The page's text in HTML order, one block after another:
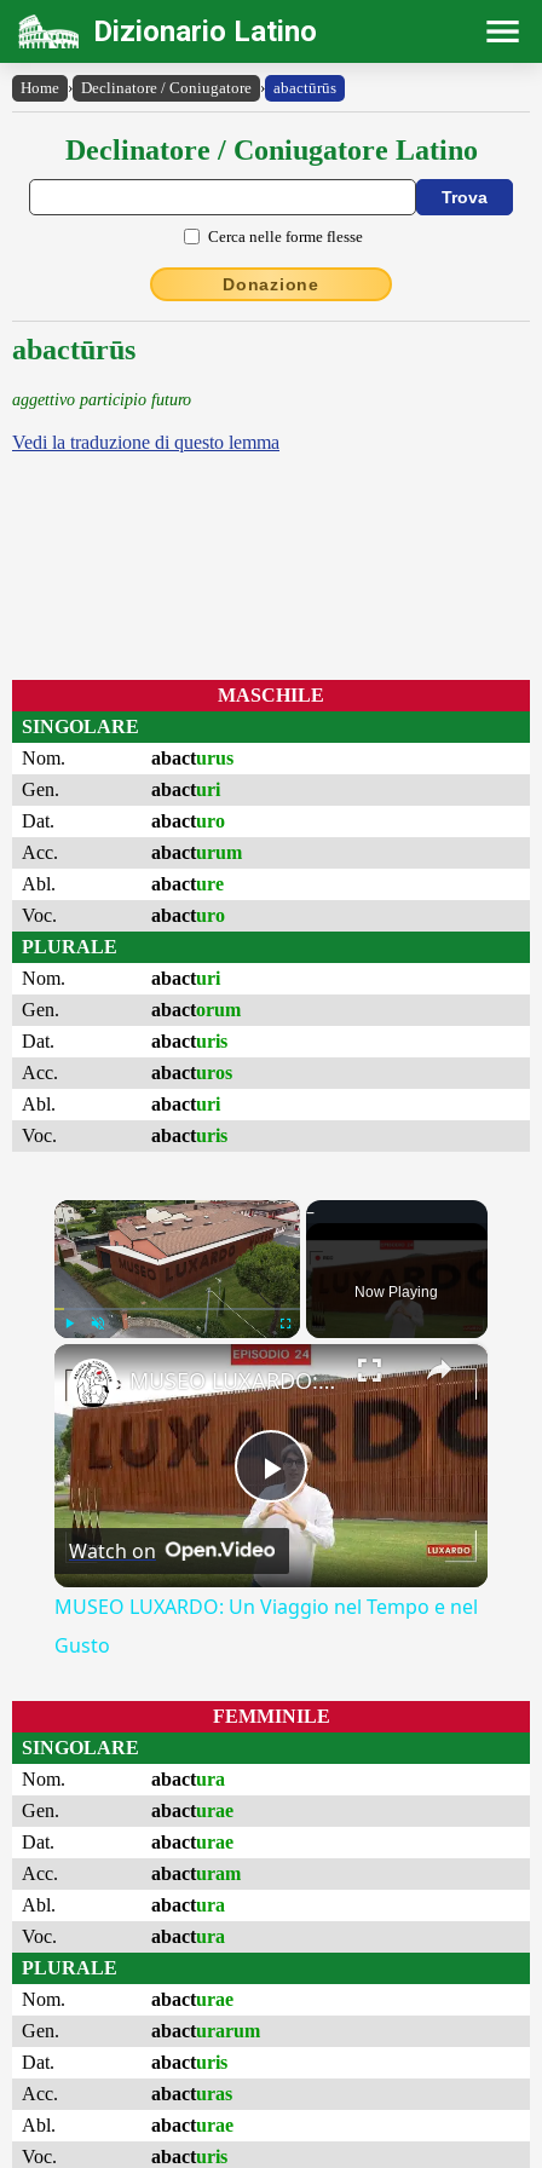
Dizionario Latino
Home › Declinatore / Coniugatore › abactūrūs
Declinatore / Coniugatore Latino
Cerca nelle forme flesse
Donazione
abactūrūs
aggettivo participio futuro
Vedi la traduzione di questo lemma
MASCHILE
SINGOLARE
Nom.
abacturus
Gen.
abacturi
Dat.
abacturo
Acc.
abacturum
Abl.
abacture
Voc.
abacturo
PLURALE
Nom.
abacturi
Gen.
abactorum
Dat.
abacturis
Acc.
abacturos
Abl.
abacturi
Voc.
abacturis
×
Fullscreen
Now Playing
×
Play
Video
MUSEO LUXARDO: Un Viaggio nel Tempo e nel Gusto
Watch on
MUSEO LUXARDO: Un Viaggio nel Tempo e nel
Gusto
FEMMINILE
SINGOLARE
Nom.
abactura
Gen.
abacturae
Dat.
abacturae
Acc.
abacturam
Abl.
abactura
Voc.
abactura
PLURALE
Nom.
abacturae
Gen.
abacturarum
Dat.
abacturis
Acc.
abacturas
Abl.
abacturae
Voc.
abacturis